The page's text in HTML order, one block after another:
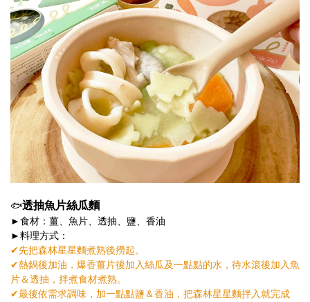
🐟透抽魚片絲瓜麵
►食材：薑、魚片、透抽、鹽、香油
►料理方式：
✔︎先把森林星星麵煮熟後撈起。
✔︎熱鍋後加油，爆香薑片後加入絲瓜及一點點的水，待水滾後加入魚
片＆透抽，拌煮食材煮熟。
✔︎最後依需求調味，加一點點鹽＆香油，把森林星星麵拌入就完成